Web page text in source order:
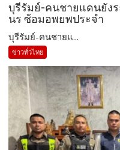
บุรีรัมย์-คนชายแดนยังร
นร ซ้อมอพยพประจำ
บุรีรัมย์-คนชายแ...
ข่าวทั่วไทย